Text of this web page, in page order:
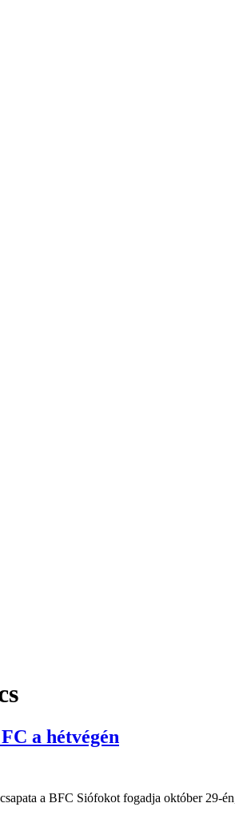
a hétvégén
a BFC Siófokot fogadja október 29-